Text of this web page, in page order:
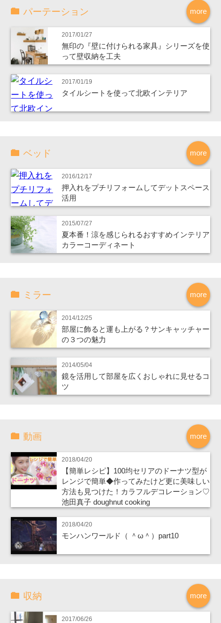
more
パーテーション
2017/01/27
無印の『壁に付けられる家具』シリーズを使
って壁収納を工夫
2017/01/19
タイルシートを使って北欧インテリア
more
ベッド
2016/12/17
押入れをプチリフォームしてデットスペース
活用
2015/07/27
夏本番！涼を感じられるおすすめインテリア
カラーコーディネート
more
ミラー
2014/12/25
部屋に飾ると運も上がる？サンキャッチャー
の３つの魅力
2014/05/04
鏡を活用して部屋を広くおしゃれに見せるコ
ツ
more
動画
2018/04/20
【簡単レシピ】100均セリアのドーナツ型が
レンジで簡単◆作ってみたけど更に美味しい
方法も見つけた！カラフルデコレーション♡
池田真子 doughnut cooking
2018/04/20
モンハンワールド（ ＾ω＾）part10
more
収納
2017/06/26